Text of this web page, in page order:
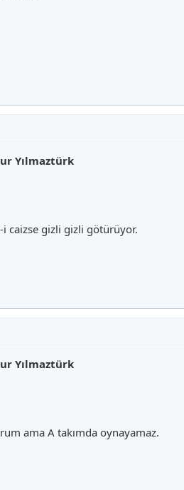
Yılmaztürk
i caizse gizli gizli götürüyor.
Yılmaztürk
ama A takımda oynayamaz.